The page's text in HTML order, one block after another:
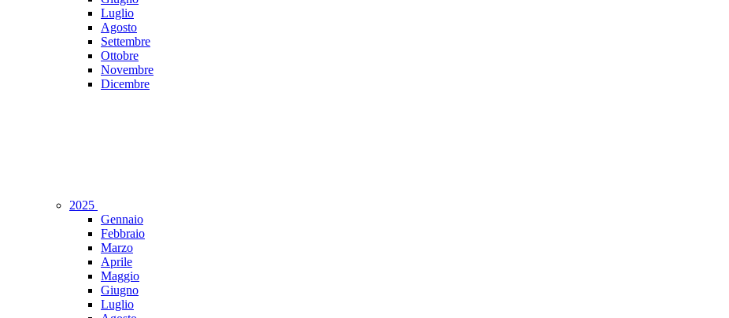
Luglio
Agosto
Settembre
Ottobre
Novembre
Dicembre
2025
Gennaio
Febbraio
Marzo
Aprile
Maggio
Giugno
Luglio